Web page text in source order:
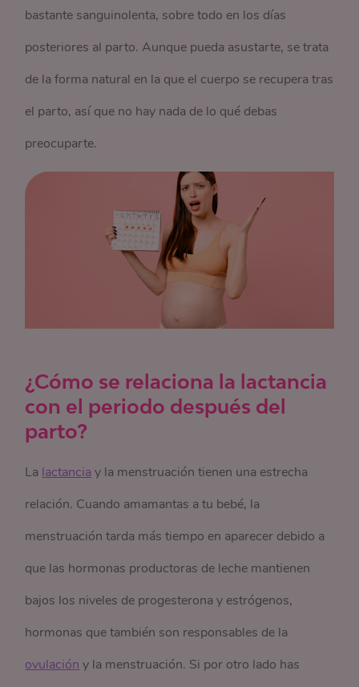
bastante sanguinolenta, sobre todo en los días
posteriores al parto. Aunque pueda asustarte, se trata
de la forma natural en la que el cuerpo se recupera tras
el parto, así que no hay nada de lo qué debas
preocuparte.
¿Cómo se relaciona la lactancia
con el periodo después del
parto?
Lalactanciay la menstruación tienen una estrecha
relación. Cuando amamantas a tu bebé, la
menstruación tarda más tiempo en aparecer debido a
que las hormonas productoras de leche mantienen
bajos los niveles de progesterona y estrógenos,
hormonas que también son responsables de la
ovulacióny la menstruación. Si por otro lado has